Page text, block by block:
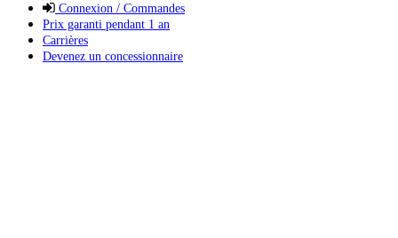
Connexion / Commandes
Prix garanti pendant 1 an
Carrières
Devenez un concessionnaire